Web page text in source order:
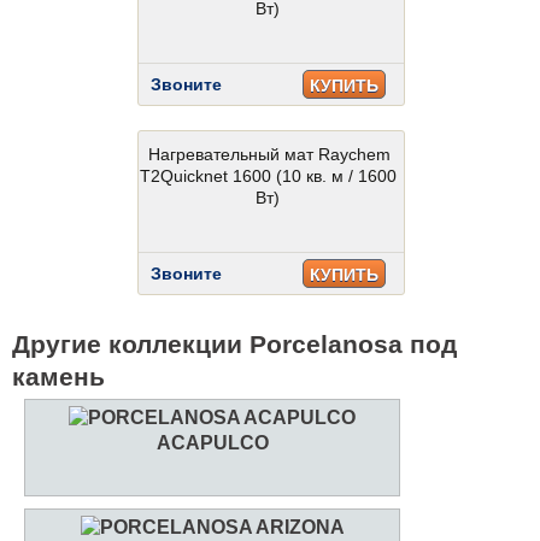
Вт)
Звоните КУПИТЬ
Нагревательный мат Raychem
T2Quicknet 1600 (10 кв. м / 1600
Вт)
Звоните КУПИТЬ
Другие коллекции Porcelanosa под
камень
ACAPULCO